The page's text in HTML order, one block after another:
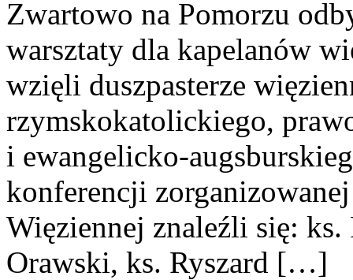
Zwartowo na Pomorzu
warsztaty dla kapelanów
wzięli duszpasterze
rzymskokatolickiego,
i ewangelicko-
konferencji
Więziennej znaleźli się:
Orawski, ks. Ryszard […]